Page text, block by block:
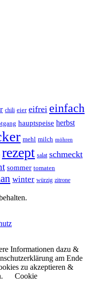
chili eier eifrei einfach
hauptspeise herbst
mehl milch möhren
rezept salat schmeckt
sommer tomaten
winter würzig zitrone
Informationen dazu &
am Ende
zu akzeptieren &
Cookie